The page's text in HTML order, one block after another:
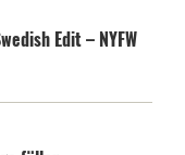
Edit – NYFW